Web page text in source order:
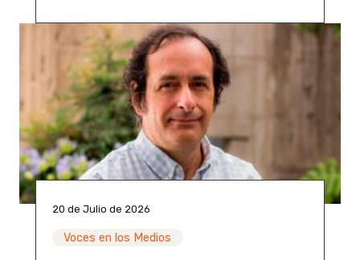
20 de Julio de 2026
Voces en los Medios